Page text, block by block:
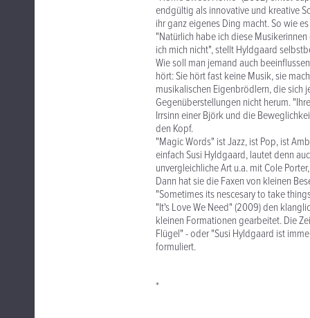
endgültig als innovative und kreative
ihr ganz eigenes Ding macht. So wie
"Natürlich habe ich diese
ich mich nicht", stellt Hyldgaard
Wie soll man jemand auch
hört: Sie hört fast keine Musik, sie
musikalischen Eigenbrödlern, die sich
Gegenüberstellungen nicht herum.
Irrsinn einer Björk und die
den Kopf.
"Magic Words" ist Jazz, ist Pop, ist
einfach Susi Hyldgaard, lautet denn
unvergleichliche Art u.a. mit Cole
Dann hat sie die Faxen von kleinen
"Sometimes its nescesary to take
"It's Love We Need" (2009) den
kleinen Formationen gearbeitet. Die
Flügel" - oder "Susi Hyldgaard ist
formuliert.
*